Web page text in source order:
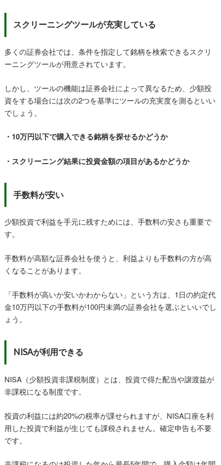
スクリーニングツールが充実している
多くの証券会社では、条件を指定して銘柄を検索できるスクリ
ーニングツールが用意されています。
しかし、ツールの機能は証券会社によって異なるため、少額投
資をする場合には次の2つを基準にツールの充実度を測るといい
でしょう。
・10万円以下で購入できる銘柄を探せるかどうか
・スクリーニング結果に投資金額の項目があるかどうか
手数料が安い
少額投資で利益を手元に残すためには、手数料の安さも重要で
す。
手数料が高額な証券会社を使うと、利益よりも手数料の方が高
くなることがあります。
「手数料が高いか安いかわからない」という方は、1日の約定代
金10万円以下の手数料が100円未満の証券会社を選ぶといいでし
ょう。
NISAが利用できる
NISA（少額投資非課税制度）とは、投資で得た配当や譲渡益が
非課税になる制度です。
投資の利益には約20%の税率が課せられますが、NISA口座を利
用した投資で利益が生じても課税されません。確定申告も不要
です。